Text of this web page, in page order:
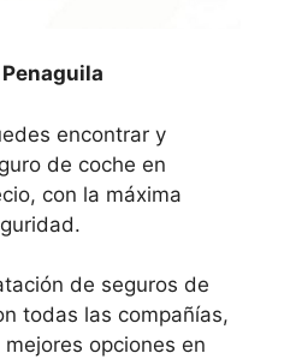
encontrar y
de coche en
con la máxima
de seguros de
todas las compañías,
opciones en